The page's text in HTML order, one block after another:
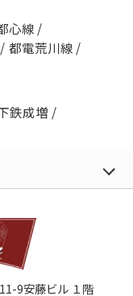
心線 /
/ 都電荒川線 /
鉄成増 /
9安藤ビル １階